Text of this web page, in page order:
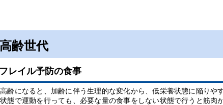
高齢世代
フレイル予防の食事
齢になると、加齢に伴う生理的な変化から、低栄養状態に陥りや
態で運動を行っても、必要な量の食事をしない状態で行うと筋肉